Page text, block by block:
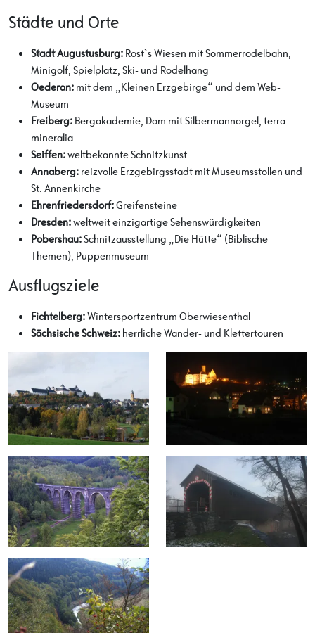
Städte und Orte
Stadt Augustusburg: Rost`s Wiesen mit Sommerrodelbahn,
Minigolf, Spielplatz, Ski- und Rodelhang
Oederan: mit dem „Kleinen Erzgebirge“ und dem Web-
Museum
Freiberg: Bergakademie, Dom mit Silbermannorgel, terra
mineralia
Seiffen:weltbekannte Schnitzkunst
Annaberg: reizvolle Erzgebirgsstadt mit Museumsstollen und
St. Annenkirche
Ehrenfriedersdorf:Greifensteine
Dresden:weltweit einzigartige Sehenswürdigkeiten
Pobershau:Schnitzausstellung „Die Hütte“ (Biblische
Themen), Puppenmuseum
Ausflugsziele
Fichtelberg:Wintersportzentrum Oberwiesenthal
Sächsische Schweiz: herrliche Wander- und Klettertouren